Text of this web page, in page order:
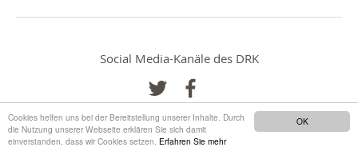
OK
Cookies helfen uns bei der Bereitstellung unserer Inhalte. Durch
die Nutzung unserer Webseite erklären Sie sich damit
einverstanden, dass wir Cookies setzen. Erfahren Sie mehr
Social Media-Kanäle des DRK